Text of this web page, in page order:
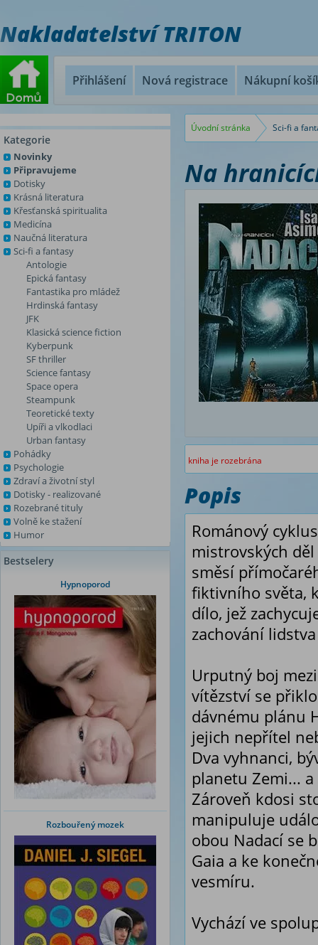
Nakladatelství TRITON
Přihlášení Nová registrace Nákupní
Kategorie
Novinky
Připravujeme
Dotisky
Krásná literatura
Křesťanská spiritualita
Medicína
Naučná literatura
Sci-fi a fantasy
Antologie
Epická fantasy
Fantastika pro mládež
Hrdinská fantasy
JFK
Klasická science fiction
Kyberpunk
SF thriller
Science fantasy
Space opera
Steampunk
Teoretické texty
Upíři a vlkodlaci
Urban fantasy
Pohádky
Psychologie
Zdraví a životní styl
Dotisky - realizované
Rozebrané tituly
Volně ke stažení
Humor
Bestselery
Hypnoporod
Rozbouřený mozek
Úvodní stránka Sci-fi a
Na
kniha je rozebrána
Popis
Románový
mistrovských
směsí
fiktivního světa,
dílo, jež
zachování
Urputný boj
vítězství se
dávnému plánu
jejich nepřítel
Dva vyhnanci,
planetu Zemi...
Zároveň kdosi
manipuluje
obou Nadací se
Gaia a ke
vesmíru.
Vychází ve